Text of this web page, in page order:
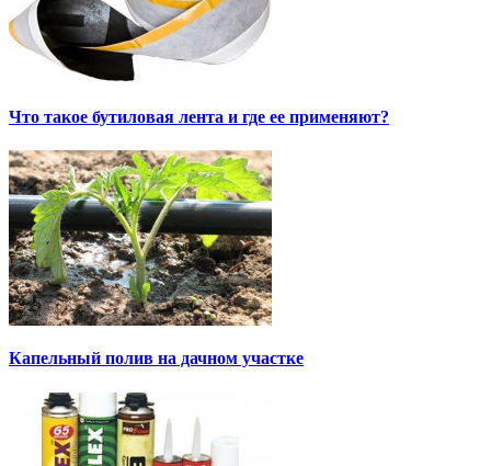
Что такое бутиловая лента и где ее применяют?
Капельный полив на дачном участке